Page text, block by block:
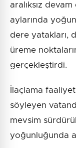
aralıksız
aylarında
dere yatakları,
üreme
gerçekleştirdi.
İlaçlama
söyleyen
mevsim
yoğunluğunda